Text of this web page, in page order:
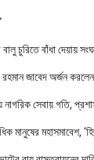
বালু চুরিতে বাঁধা দেয়ায়
জাবেদ অর্জন
সেবায় গতি,
মানুষের মহাসমাবেশ,